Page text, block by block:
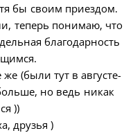
бы своим приездом.
теперь понимаю, что
благодарность
(были тут в августе-
но ведь никак
))
друзья )